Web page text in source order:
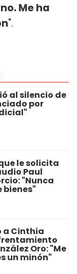
Me ha
".
al silencio de
por
le solicita
Paul
"Nunca
bienes"
a Cinthia
Oro: "Me
un minón"